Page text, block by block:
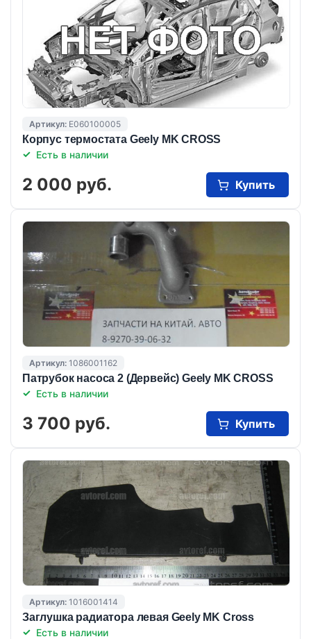
Артикул: E060100005
Корпус термостата Geely MK CROSS
Есть в наличии
2 000 руб. Купить
Артикул: 1086001162
Патрубок насоса 2 (Дервейс) Geely MK CROSS
Есть в наличии
3 700 руб. Купить
Артикул: 1016001414
Заглушка радиатора левая Geely MK Cross
Есть в наличии